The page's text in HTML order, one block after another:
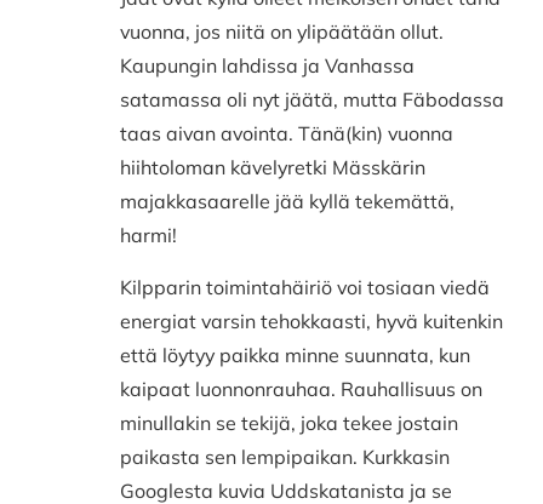
vuonna, jos niitä on ylipäätään ollut.
Kaupungin lahdissa ja Vanhassa
satamassa oli nyt jäätä, mutta Fäbodassa
taas aivan avointa. Tänä(kin) vuonna
hiihtoloman kävelyretki Mässkärin
majakkasaarelle jää kyllä tekemättä,
harmi!
Kilpparin toimintahäiriö voi tosiaan viedä
energiat varsin tehokkaasti, hyvä kuitenkin
että löytyy paikka minne suunnata, kun
kaipaat luonnonrauhaa. Rauhallisuus on
minullakin se tekijä, joka tekee jostain
paikasta sen lempipaikan. Kurkkasin
Googlesta kuvia Uddskatanista ja se